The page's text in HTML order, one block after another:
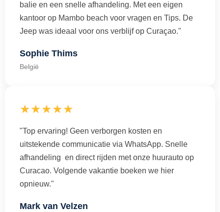
balie en een snelle afhandeling. Met een eigen
kantoor op Mambo beach voor vragen en Tips. De
Jeep was ideaal voor ons verblijf op Curaçao."
Sophie Thims
België
★★★★★
"Top ervaring! Geen verborgen kosten en
uitstekende communicatie via WhatsApp. Snelle
afhandeling en direct rijden met onze huurauto op
Curacao. Volgende vakantie boeken we hier
opnieuw."
Mark van Velzen